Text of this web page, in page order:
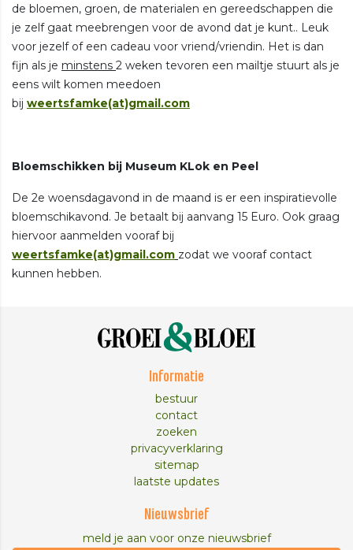
de bloemen, groen, de materialen en gereedschappen die
je zelf gaat meebrengen voor de avond dat je kunt.. Leuk
voor jezelf of een cadeau voor vriend/vriendin. Het is dan
fijn als je minstens 2 weken tevoren een mailtje stuurt als je
eens wilt komen meedoen
bij weertsfamke(at)gmail.com
Bloemschikken bij Museum KLok en Peel
De 2e woensdagavond in de maand is er een inspiratievolle
bloemschikavond. Je betaalt bij aanvang 15 Euro. Ook graag
hiervoor aanmelden vooraf bij
weertsfamke(at)gmail.com zodat we vooraf contact
kunnen hebben.
Informatie
bestuur
contact
zoeken
privacyverklaring
sitemap
laatste updates
Nieuwsbrief
meld je aan voor onze nieuwsbrief